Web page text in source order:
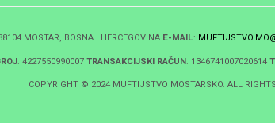
MOSTAR, BOSNA I HERCEGOVINA E-MAIL:
: 4227550990007 TRANSAKCIJSKI RAČUN: 1346741007020614
COPYRIGHT © 2024 MUFTIJSTVO MOSTARSKO. ALL